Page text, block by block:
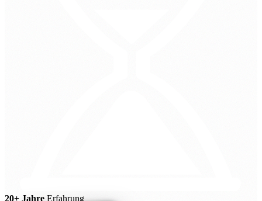
20+ Jahre Erfahrung